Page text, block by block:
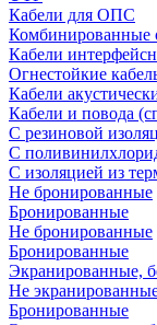
Кабели для ОПС
Комбинированные
Кабели
Огнестойкие
Кабели
Кабели и повода
С резиновой
С
С изоляцией из
Не бронированные
Бронированные
Не бронированные
Бронированные
Экранированные,
Не
Бронированные